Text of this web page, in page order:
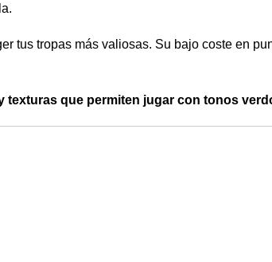
tus tropas más valiosas. Su bajo coste en
texturas que permiten jugar con tonos